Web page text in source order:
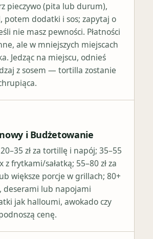
pieczywo (pita lub durum),
potem dodatki i sos; zapytaj o
nie masz pewności. Płatności
ale w mniejszych miejscach
Jedząc na miejscu, odnieś
z sosem — tortilla zostanie
i Budżetowanie
zł za tortillę i napój; 35–55
z frytkami/sałatką; 55–80 zł za
większe porcje w grillach; 80+
deserami lub napojami
jak halloumi, awokado czy
cenę.